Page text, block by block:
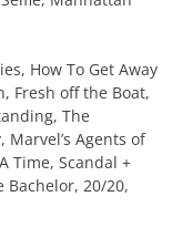
How To Get Away
Fresh off the Boat,
The
Marvel’s Agents of
Time, Scandal +
Bachelor, 20/20,